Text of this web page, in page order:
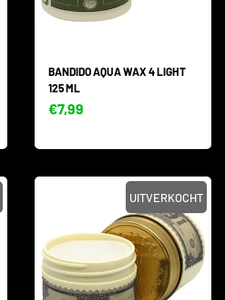
BANDIDO AQUA WAX 4 LIGHT
125 ML
€7,99
UITVERKOCHT